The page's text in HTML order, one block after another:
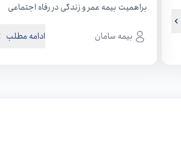
براهمیت بیمه عمر و زندگی در رفاه اجتماعی
بیمه سامان
ادامه مطلب